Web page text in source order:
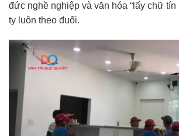
đức nghề nghiệp và văn hóa “lấy chữ tín
ty luôn theo đuổi.